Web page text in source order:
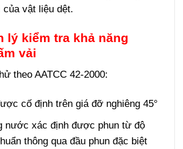
vật liệu dệt.
lý kiểm tra khả năng
vải
theo AATCC 42-2000:
cố định trên giá đỡ nghiêng 45°
nước xác định được phun từ độ
thông qua đầu phun đặc biệt